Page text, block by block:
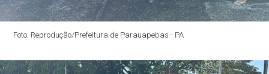
Foto: Reprodução/Prefeitura de Parauapebas - PA